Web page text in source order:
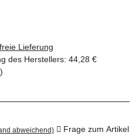
Lieferung
des Herstellers: 44,28 €
)
abweichend) Frage zum Artikel